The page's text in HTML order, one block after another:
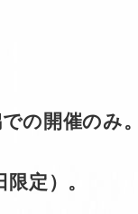
の開催のみ。
定）。